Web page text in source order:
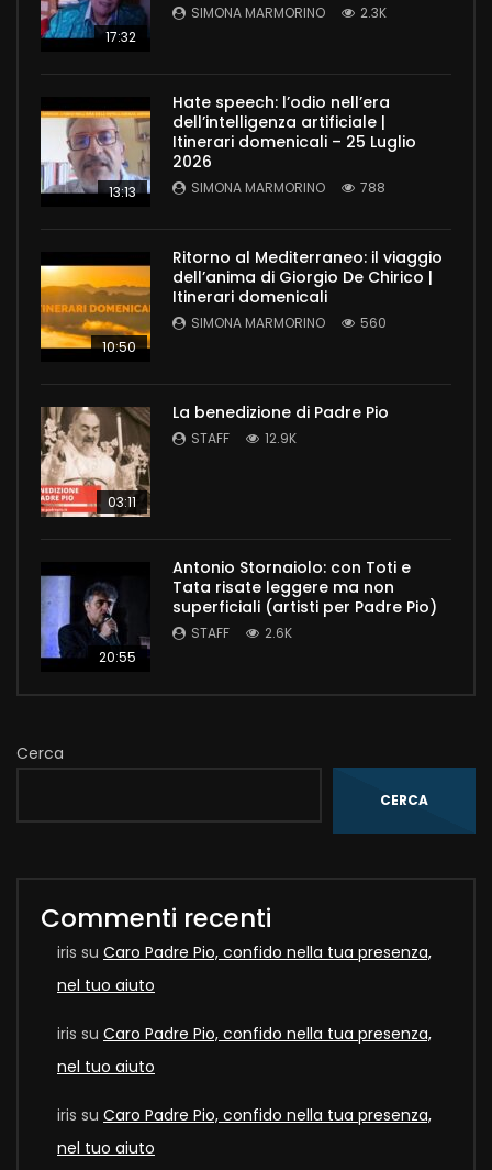
17:32
SIMONA MARMORINO 2.3K
13:13
Hate speech: l’odio nell’era
dell’intelligenza artificiale |
Itinerari domenicali – 25 Luglio
2026
SIMONA MARMORINO 788
10:50
Ritorno al Mediterraneo: il viaggio
dell’anima di Giorgio De Chirico |
Itinerari domenicali
SIMONA MARMORINO 560
03:11
La benedizione di Padre Pio
STAFF 12.9K
20:55
Antonio Stornaiolo: con Toti e
Tata risate leggere ma non
superficiali (artisti per Padre Pio)
STAFF 2.6K
Cerca
CERCA
Commenti recenti
iris su Caro Padre Pio, confido nella tua presenza,
nel tuo aiuto
iris su Caro Padre Pio, confido nella tua presenza,
nel tuo aiuto
iris su Caro Padre Pio, confido nella tua presenza,
nel tuo aiuto